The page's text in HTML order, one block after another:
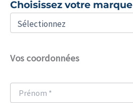
Choisissez votre marque
Vos coordonnées